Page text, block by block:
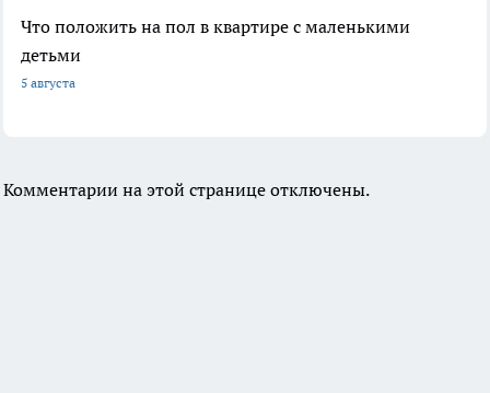
Что положить на пол в квартире с маленькими
детьми
5 августа
Комментарии на этой странице отключены.